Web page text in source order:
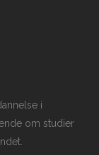
i
om studier